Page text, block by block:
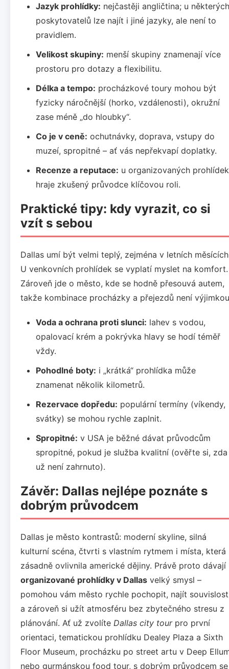
Jazyk prohlídky: nejčastěji angličtina; u některých
poskytovatelů lze najít i jiné jazyky, ale není to
pravidlem.
Velikost skupiny: menší skupiny znamenají více
prostoru pro dotazy a flexibilitu.
Délka a tempo: procházkové toury mohou být
fyzicky náročnější (horko, vzdálenosti), okružní
zase méně „do hloubky“.
Co je v ceně: ochutnávky, doprava, vstupy do
muzeí, spropitné – ať vás nepřekvapí doplatky.
Recenze a reputace: u organizovaných prohlídek
hraje zkušený průvodce klíčovou roli.
Praktické tipy: kdy vyrazit, co si
vzít s sebou
Dallas umí být velmi teplý, zejména v letních
U venkovních prohlídek se vyplatí myslet na komfort.
Zároveň jde o město, kde se hodně přesouvá autem,
takže kombinace procházky a přejezdů není
Voda a ochrana proti slunci: lahev s vodou,
opalovací krém a pokrývka hlavy se hodí téměř
vždy.
Pohodlné boty: i „krátká“ prohlídka může
znamenat několik kilometrů.
Rezervace dopředu: populární termíny (víkendy,
svátky) se mohou rychle zaplnit.
Spropitné: v USA je běžné dávat průvodcům
spropitné, pokud je služba kvalitní (ověřte si, zda
už není zahrnuto).
Závěr: Dallas nejlépe poznáte s
dobrým průvodcem
Dallas je město kontrastů: moderní skyline, silná
kulturní scéna, čtvrti s vlastním rytmem i místa, která
zásadně ovlivnila americké dějiny. Právě proto dávají
organizované prohlídky v Dallas velký smysl –
pomohou vám město rychle pochopit, najít
a zároveň si užít atmosféru bez zbytečného stresu z
plánování. Ať už zvolíte Dallas city tourpro první
orientaci, tematickou prohlídku Dealey Plaza a Sixth
Floor Museum, procházku po street artu v Deep
nebo gurmánskou food tour, s dobrým průvodcem se